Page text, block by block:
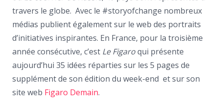
travers le globe. Avec le #storyofchange nombreux
médias publient également sur le web des portraits
d’initiatives inspirantes. En France, pour la troisième
année consécutive, c’est Le Figaroqui présente
aujourd’hui 35 idées réparties sur les 5 pages de
supplément de son édition du week-end et sur son
site web Figaro Demain.